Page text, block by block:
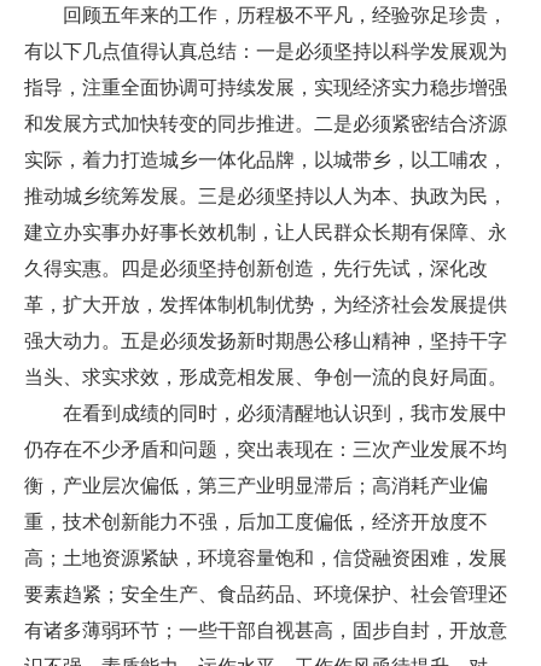
回顾五年来的工作，历程极不平凡，经验弥足珍贵，
有以下几点值得认真总结：一是必须坚持以科学发展观为
指导，注重全面协调可持续发展，实现经济实力稳步增强
和发展方式加快转变的同步推进。二是必须紧密结合济源
实际，着力打造城乡一体化品牌，以城带乡，以工哺农，
推动城乡统筹发展。三是必须坚持以人为本、执政为民，
建立办实事办好事长效机制，让人民群众长期有保障、永
久得实惠。四是必须坚持创新创造，先行先试，深化改
革，扩大开放，发挥体制机制优势，为经济社会发展提供
强大动力。五是必须发扬新时期愚公移山精神，坚持干字
当头、求实求效，形成竞相发展、争创一流的良好局面。
在看到成绩的同时，必须清醒地认识到，我市发展中
仍存在不少矛盾和问题，突出表现在：三次产业发展不均
衡，产业层次偏低，第三产业明显滞后；高消耗产业偏
重，技术创新能力不强，后加工度偏低，经济开放度不
高；土地资源紧缺，环境容量饱和，信贷融资困难，发展
要素趋紧；安全生产、食品药品、环境保护、社会管理还
有诸多薄弱环节；一些干部自视甚高，固步自封，开放意